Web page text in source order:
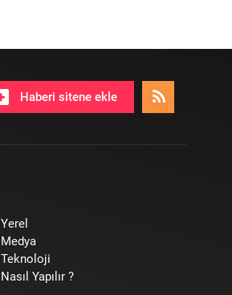
Haberi sitene ekle
Yerel
Medya
Teknoloji
Nasıl Yapılır ?